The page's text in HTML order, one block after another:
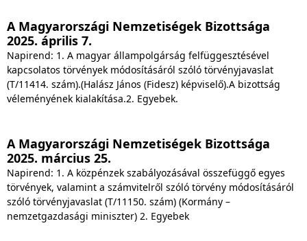
A Magyarországi Nemzetiségek Bizottsága
2025. április 7.
Napirend: 1. A magyar állampolgárság felfüggesztésével
kapcsolatos törvények módosításáról szóló törvényjavaslat
(T/11414. szám).(Halász János (Fidesz) képviselő).A bizottság
véleményének kialakítása.2. Egyebek.
A Magyarországi Nemzetiségek Bizottsága
2025. március 25.
Napirend: 1. A közpénzek szabályozásával összefüggő egyes
törvények, valamint a számvitelről szóló törvény módosításáról
szóló törvényjavaslat (T/11150. szám) (Kormány –
nemzetgazdasági miniszter) 2. Egyebek